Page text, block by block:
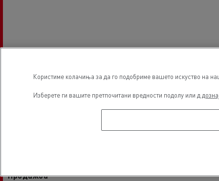
Часови за основање
Продажба
Користиме колачиња за да го подобриме вашето искуство на
Изберете ги вашите претпочитани вредности подолу или д